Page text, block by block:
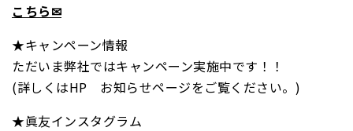
こちら✉
★キャンペーン情報
ただいま弊社ではキャンペーン実施中です！！
(詳しくはHP お知らせページをご覧ください。)
★眞友インスタグラム